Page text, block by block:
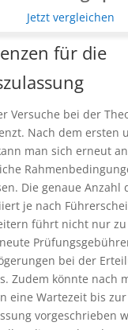
Jetzt vergleichen
für die
Versuche bei der
Nach dem ersten
man sich erneut
Die genaue Anzahl
je nach
führt nicht nur
bei der
Zudem könnte nach
eine Wartezeit bis
vorgeschrieben